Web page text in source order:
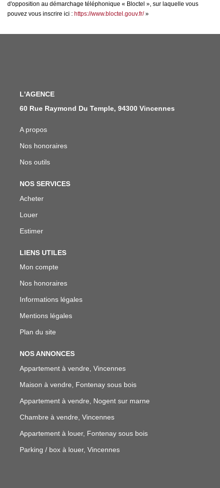
d'opposition au démarchage téléphonique « Bloctel », sur laquelle vous
pouvez vous inscrire ici : https://www.bloctel.gouv.fr/»
L'AGENCE
60 Rue Raymond Du Temple, 94300 Vincennes
A propos
Nos honoraires
Nos outils
NOS SERVICES
Acheter
Louer
Estimer
LIENS UTILES
Mon compte
Nos honoraires
Informations légales
Mentions légales
Plan du site
NOS ANNONCES
Appartement à vendre, Vincennes
Maison à vendre, Fontenay sous bois
Appartement à vendre, Nogent sur marne
Chambre à vendre, Vincennes
Appartement à louer, Fontenay sous bois
Parking / box à louer, Vincennes